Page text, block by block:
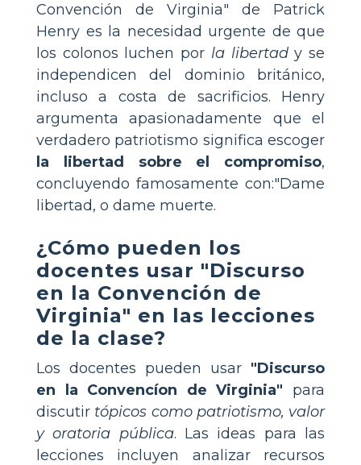
Convención de Virginia" de Patrick
Henry es la necesidad urgente de que
los colonos luchen por la libertady se
independicen del dominio británico,
incluso a costa de sacrificios. Henry
argumenta apasionadamente que el
verdadero patriotismo significa escoger
la libertad sobre el compromiso,
concluyendo famosamente con:"Dame
libertad, o dame muerte.
¿Cómo pueden los
docentes usar "Discurso
en la Convención de
Virginia" en las lecciones
de la clase?
Los docentes pueden usar "Discurso
en la Convencíon de Virginia" para
discutir tópicos como patriotismo, valor
y oratoria pública. Las ideas para las
lecciones incluyen analizar recursos